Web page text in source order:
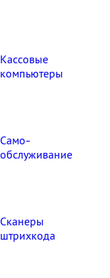
Кассовые
компьютеры
Само-
обслуживание
Сканеры
штрихкода